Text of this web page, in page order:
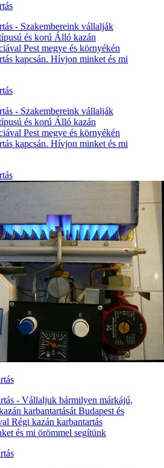
- Szakembereink vállalják
és korú Álló kazán
Pest megye és környékén
kapcsán. Hívjon minket és mi
- Szakembereink vállalják
és korú Álló kazán
Pest megye és környékén
kapcsán. Hívjon minket és mi
- Vállaljuk bármilyen márkájú,
karbantartását Budapest és
Régi kazán karbantartás
és mi örömmel segítünk